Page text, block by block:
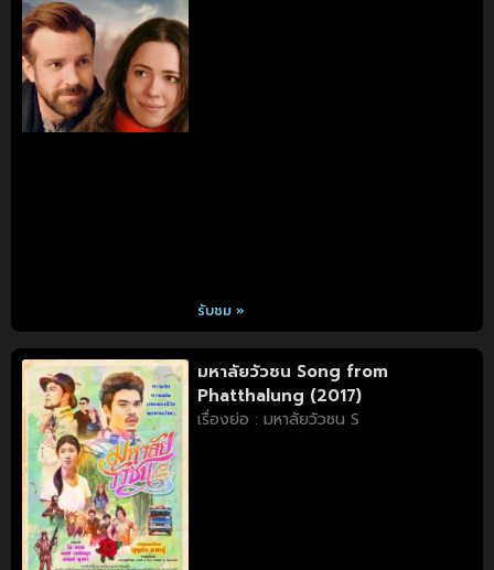
รับชม »
มหาลัยวัวชน Song from
Phatthalung (2017)
เรื่องย่อ : มหาลัยวัวชน S